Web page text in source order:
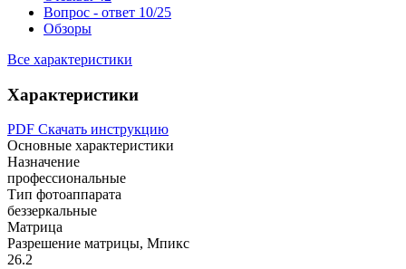
Вопрос - ответ 10/25
Обзоры
Все характеристики
Характеристики
PDF Скачать инструкцию
Основные характеристики
Назначение
профессиональные
Тип фотоаппарата
беззеркальные
Матрица
Разрешение матрицы, Мпикс
26.2